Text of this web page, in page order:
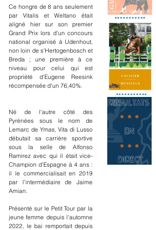
Ce hongre de 8 ans seulement
par Vitalis et Weltano était
aligné hier sur son premier
Grand Prix lors d'un concours
national organisé à Udenhout,
non loin de s'Hertogenbosch et
Breda ; une première à ce
niveau pour celui qui est
propriété d'Eugene Reesink
récompensée d'un 76,40%.
Né de l'autre côté des
Pyrénées sous le nom de
Lemarc de Ymas, Vita di Lusso
débutait sa carrière sportive
sous la selle de Alfonso
Ramirez avec qui il était vice-
Champion d'Espagne à 4 ans :
il le commercialisait en 2019
par l'intermédiaire de Jaime
Amian.
Présenté sur le Petit Tour par la
jeune femme depuis l'automne
2022, le bai remportait depuis